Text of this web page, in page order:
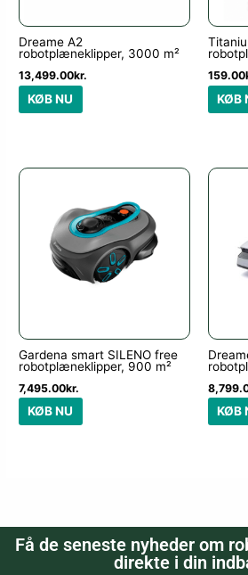
Dreame A2
robotplæneklipper, 3000 m²
13,499.00kr.
KØB NU
159.00
KØB
Gardena smart SILENO free
robotplæneklipper, 900 m²
7,495.00kr.
KØB NU KØB
Få de seneste nyheder om
direkte i din